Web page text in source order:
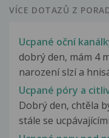
VÍCE DOTAZŮ Z
Ucpané oční
dobrý den, mám 4
narození slzí a
Ucpané póry a
Dobrý den, chtěla
stále se